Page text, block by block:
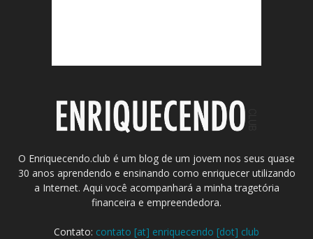
O Enriquecendo.club é um blog de um jovem nos seus quase
30 anos aprendendo e ensinando como enriquecer utilizando
a Internet. Aqui você acompanhará a minha tragetória
financeira e empreendedora.
Contato: contato [at] enriquecendo [dot] club